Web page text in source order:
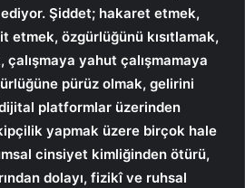
Şiddet; hakaret etmek,
etmek, özgürlüğünü kısıtlamak,
çalışmaya yahut çalışmamaya
pürüz olmak, gelirini
platformlar üzerinden
yapmak üzere birçok hale
cinsiyet kimliğinden ötürü,
dolayı, fizikî ve ruhsal